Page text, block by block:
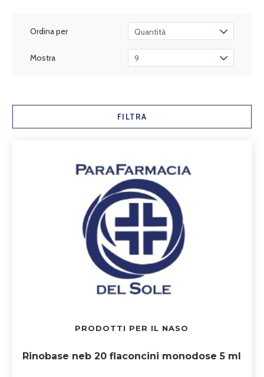
Ordina per Quantità
Mostra 9
FILTRA
PRODOTTI PER IL NASO
Rinobase neb 20 flaconcini monodose 5 ml